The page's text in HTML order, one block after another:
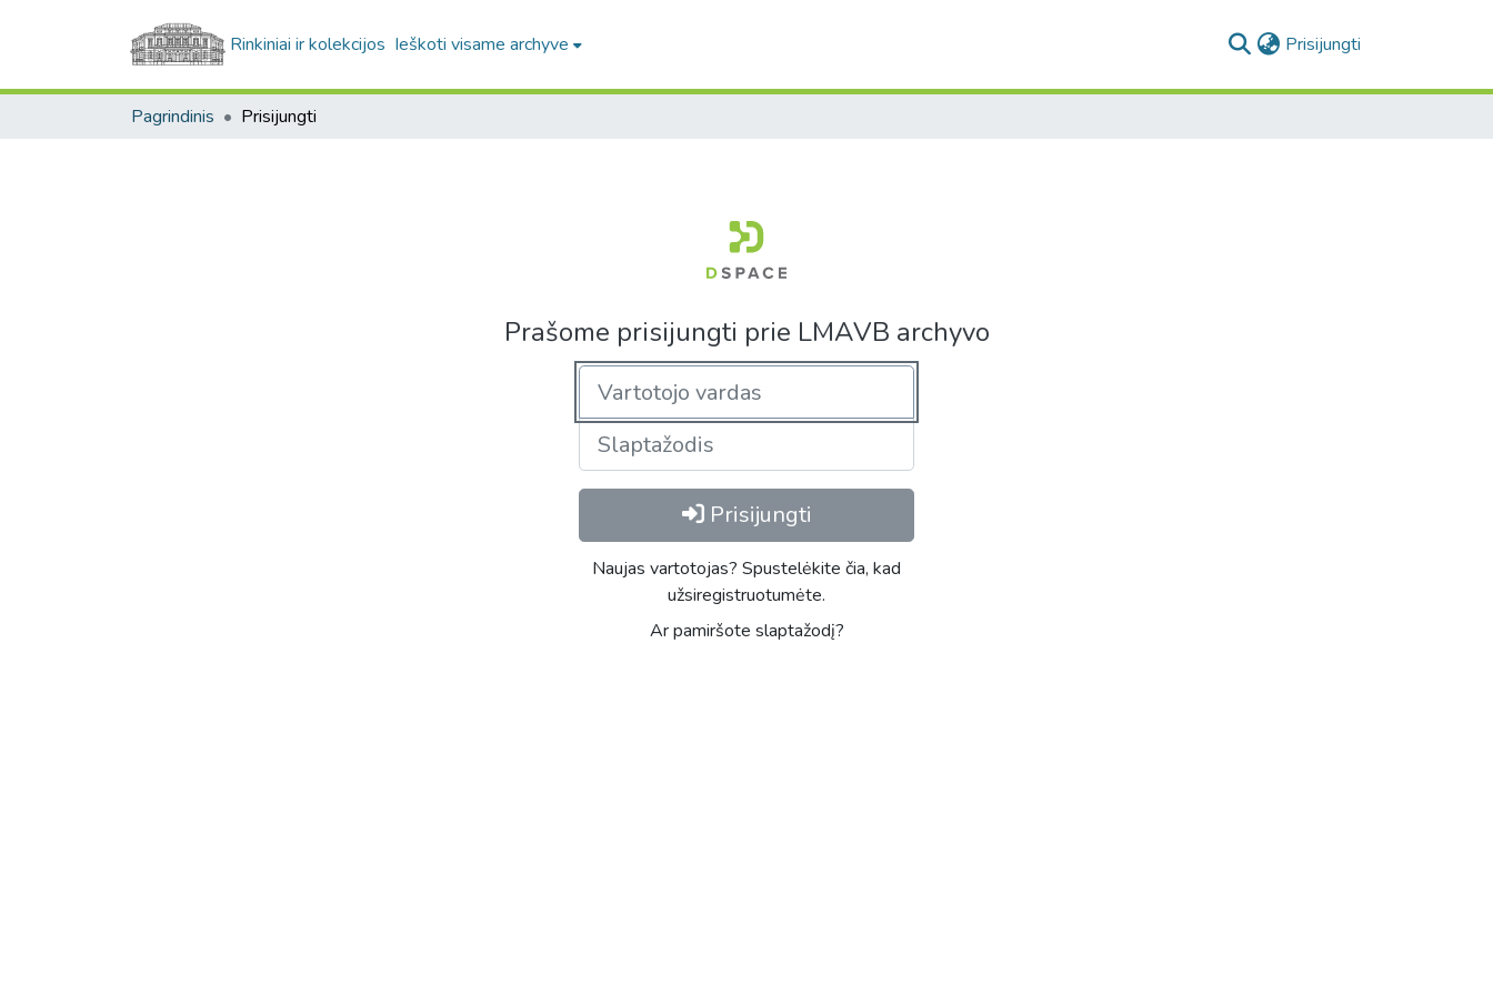
Rinkiniai ir kolekcijos Ieškoti visame archyve Prisijungti
Pagrindinis Prisijungti
Prašome prisijungti prie LMAVB archyvo
Prisijungti
Naujas vartotojas? Spustelėkite čia, kad
užsiregistruotumėte.
Ar pamiršote slaptažodį?